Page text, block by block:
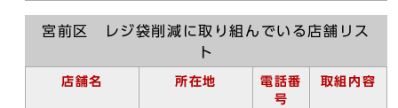
宮前区 レジ袋削減に取り組んでいる店舗リス
ト
店舗名 所在地
電話番
号
取組内容